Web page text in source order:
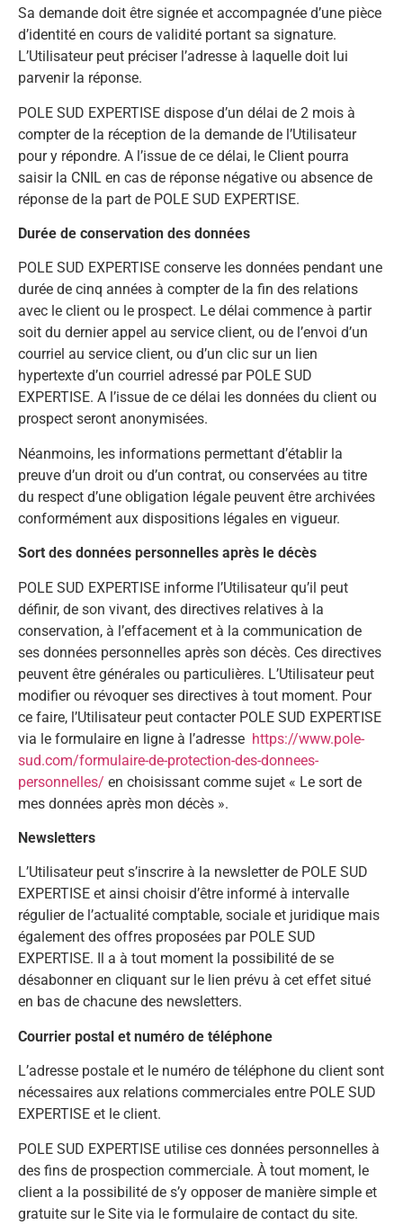
Sa demande doit être signée et accompagnée d’une pièce
d’identité en cours de validité portant sa signature.
L’Utilisateur peut préciser l’adresse à laquelle doit lui
parvenir la réponse.
POLE SUD EXPERTISE dispose d’un délai de 2 mois à
compter de la réception de la demande de l’Utilisateur
pour y répondre. A l’issue de ce délai, le Client pourra
saisir la CNIL en cas de réponse négative ou absence de
réponse de la part de POLE SUD EXPERTISE.
Durée de conservation des données
POLE SUD EXPERTISE conserve les données pendant une
durée de cinq années à compter de la fin des relations
avec le client ou le prospect. Le délai commence à partir
soit du dernier appel au service client, ou de l’envoi d’un
courriel au service client, ou d’un clic sur un lien
hypertexte d’un courriel adressé par POLE SUD
EXPERTISE. A l’issue de ce délai les données du client ou
prospect seront anonymisées.
Néanmoins, les informations permettant d’établir la
preuve d’un droit ou d’un contrat, ou conservées au titre
du respect d’une obligation légale peuvent être archivées
conformément aux dispositions légales en vigueur.
Sort des données personnelles après le décès
POLE SUD EXPERTISE informe l’Utilisateur qu’il peut
définir, de son vivant, des directives relatives à la
conservation, à l’effacement et à la communication de
ses données personnelles après son décès. Ces directives
peuvent être générales ou particulières. L’Utilisateur peut
modifier ou révoquer ses directives à tout moment. Pour
ce faire, l’Utilisateur peut contacter POLE SUD EXPERTISE
via le formulaire en ligne à l’adresse https://www.pole-
sud.com/formulaire-de-protection-des-donnees-
personnelles/ en choisissant comme sujet « Le sort de
mes données après mon décès ».
Newsletters
L’Utilisateur peut s’inscrire à la newsletter de POLE SUD
EXPERTISE et ainsi choisir d’être informé à intervalle
régulier de l’actualité comptable, sociale et juridique mais
également des offres proposées par POLE SUD
EXPERTISE. Il a à tout moment la possibilité de se
désabonner en cliquant sur le lien prévu à cet effet situé
en bas de chacune des newsletters.
Courrier postal et numéro de téléphone
L’adresse postale et le numéro de téléphone du client sont
nécessaires aux relations commerciales entre POLE SUD
EXPERTISE et le client.
POLE SUD EXPERTISE utilise ces données personnelles à
des fins de prospection commerciale. À tout moment, le
client a la possibilité de s’y opposer de manière simple et
gratuite sur le Site via le formulaire de contact du site.